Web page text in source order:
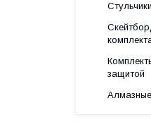
защитой